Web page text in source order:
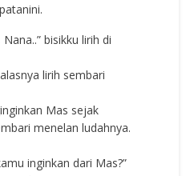
bisikku lirih di
lirih sembari
Mas sejak
menelan ludahnya.
inginkan dari Mas?”